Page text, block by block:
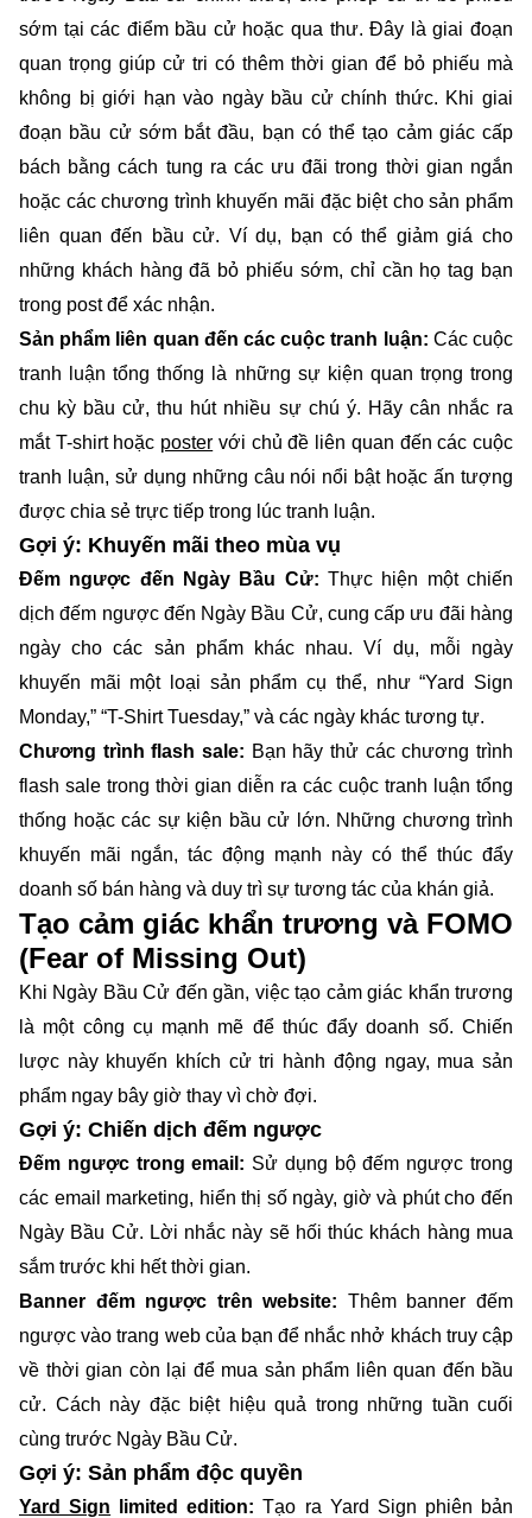
sớm tại các điểm bầu cử hoặc qua thư. Đây là giai đoạn
quan trọng giúp cử tri có thêm thời gian để bỏ phiếu mà
không bị giới hạn vào ngày bầu cử chính thức. Khi giai
đoạn bầu cử sớm bắt đầu, bạn có thể tạo cảm giác cấp
bách bằng cách tung ra các ưu đãi trong thời gian ngắn
hoặc các chương trình khuyến mãi đặc biệt cho sản phẩm
liên quan đến bầu cử. Ví dụ, bạn có thể giảm giá cho
những khách hàng đã bỏ phiếu sớm, chỉ cần họ tag bạn
trong post để xác nhận.
Sản phẩm liên quan đến các cuộc tranh luận: Các cuộc
tranh luận tổng thống là những sự kiện quan trọng trong
chu kỳ bầu cử, thu hút nhiều sự chú ý. Hãy cân nhắc ra
mắt T-shirt hoặc poster với chủ đề liên quan đến các cuộc
tranh luận, sử dụng những câu nói nổi bật hoặc ấn tượng
được chia sẻ trực tiếp trong lúc tranh luận.
Gợi ý: Khuyến mãi theo mùa vụ
Đếm ngược đến Ngày Bầu Cử: Thực hiện một chiến
dịch đếm ngược đến Ngày Bầu Cử, cung cấp ưu đãi hàng
ngày cho các sản phẩm khác nhau. Ví dụ, mỗi ngày
khuyến mãi một loại sản phẩm cụ thể, như “Yard Sign
Monday,” “T-Shirt Tuesday,” và các ngày khác tương tự.
Chương trình flash sale: Bạn hãy thử các chương trình
flash sale trong thời gian diễn ra các cuộc tranh luận tổng
thống hoặc các sự kiện bầu cử lớn. Những chương trình
khuyến mãi ngắn, tác động mạnh này có thể thúc đẩy
doanh số bán hàng và duy trì sự tương tác của khán giả.
Tạo cảm giác khẩn trương và FOMO
(Fear of Missing Out)
Khi Ngày Bầu Cử đến gần, việc tạo cảm giác khẩn trương
là một công cụ mạnh mẽ để thúc đẩy doanh số. Chiến
lược này khuyến khích cử tri hành động ngay, mua sản
phẩm ngay bây giờ thay vì chờ đợi.
Gợi ý: Chiến dịch đếm ngược
Đếm ngược trong email: Sử dụng bộ đếm ngược trong
các email marketing, hiển thị số ngày, giờ và phút cho đến
Ngày Bầu Cử. Lời nhắc này sẽ hối thúc khách hàng mua
sắm trước khi hết thời gian.
Banner đếm ngược trên website: Thêm banner đếm
ngược vào trang web của bạn để nhắc nhở khách truy cập
về thời gian còn lại để mua sản phẩm liên quan đến bầu
cử. Cách này đặc biệt hiệu quả trong những tuần cuối
cùng trước Ngày Bầu Cử.
Gợi ý: Sản phẩm độc quyền
Yard Sign limited edition: Tạo ra Yard Sign phiên bản